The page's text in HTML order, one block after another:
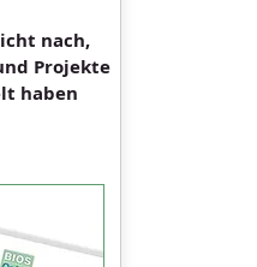
nach,
Projekte
haben